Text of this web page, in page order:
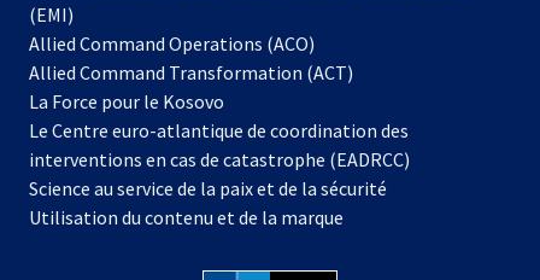
(EMI)
Allied Command Operations (ACO)
dans
nouvel
onglet
Allied Command Transformation (ACT)
La Force pour le Kosovo
dans
un
nouvel
onglet
Le Centre euro-atlantique de coordination des
interventions en cas de catastrophe (EADRCC)
Science au service de la paix et de la sécurité
Utilisation du contenu et de la marque